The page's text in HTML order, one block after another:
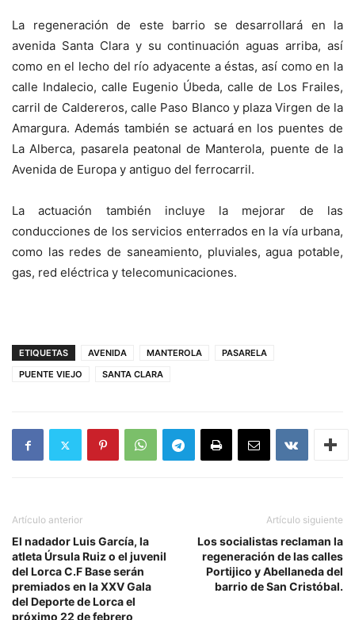
La regeneración de este barrio se desarrollará en la
avenida Santa Clara y su continuación aguas arriba, así
como en el lecho del río adyacente a éstas, así como en la
calle Indalecio, calle Eugenio Úbeda, calle de Los Frailes,
carril de Caldereros, calle Paso Blanco y plaza Virgen de la
Amargura. Además también se actuará en los puentes de
La Alberca, pasarela peatonal de Manterola, puente de la
Avenida de Europa y antiguo del ferrocarril.
La actuación también incluye la mejorar de las
conducciones de los servicios enterrados en la vía urbana,
como las redes de saneamiento, pluviales, agua potable,
gas, red eléctrica y telecomunicaciones.
ETIQUETAS AVENIDA MANTEROLA
PASARELA
PUENTE VIEJO
SANTA CLARA
Artículo anterior
El nadador Luis García, la
atleta Úrsula Ruiz o el juvenil
del Lorca C.F Base serán
premiados en la XXV Gala
del Deporte de Lorca el
próximo 22 de febrero
Artículo siguiente
Los socialistas reclaman la
regeneración de las calles
Portijico y Abellaneda del
barrio de San Cristóbal.